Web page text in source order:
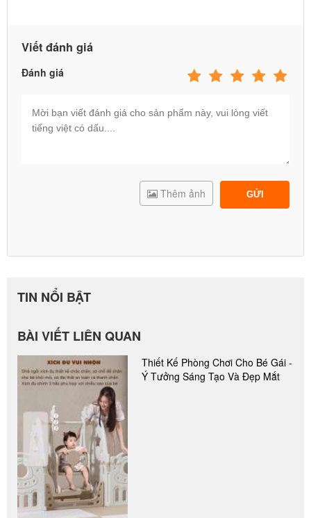
Viết đánh giá
Đánh giá
GỬI
Thêm ảnh
TIN NỔI BẬT
BÀI VIẾT LIÊN QUAN
Thiết Kế Phòng Chơi Cho Bé Gái -
Ý Tưởng Sáng Tạo Và Đẹp Mắt